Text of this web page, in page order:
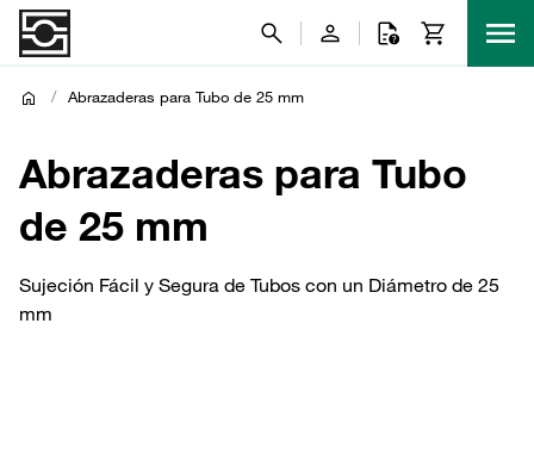
/ Abrazaderas para Tubo de 25 mm
Abrazaderas para Tubo
de 25 mm
Sujeción Fácil y Segura de Tubos con un Diámetro de 25
mm